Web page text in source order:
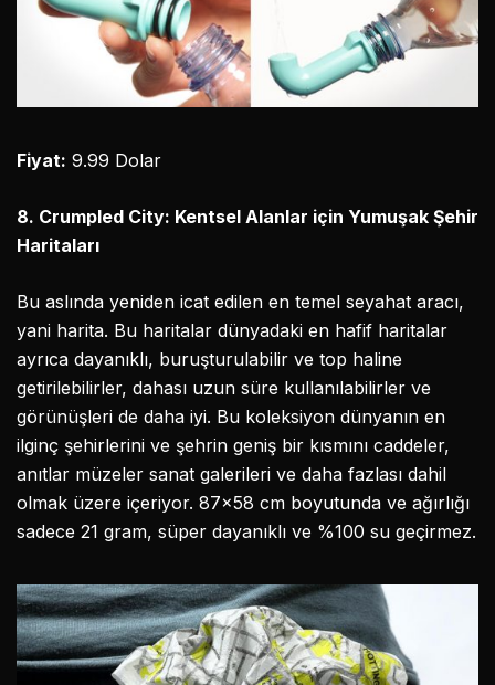
Fiyat: 9.99 Dolar
8. Crumpled City: Kentsel Alanlar için Yumuşak Şehir
Haritaları
Bu aslında yeniden icat edilen en temel seyahat aracı,
yani harita. Bu haritalar dünyadaki en hafif haritalar
ayrıca dayanıklı, buruşturulabilir ve top haline
getirilebilirler, dahası uzun süre kullanılabilirler ve
görünüşleri de daha iyi. Bu koleksiyon dünyanın en
ilginç şehirlerini ve şehrin geniş bir kısmını caddeler,
anıtlar müzeler sanat galerileri ve daha fazlası dahil
olmak üzere içeriyor. 87×58 cm boyutunda ve ağırlığı
sadece 21 gram, süper dayanıklı ve %100 su geçirmez.